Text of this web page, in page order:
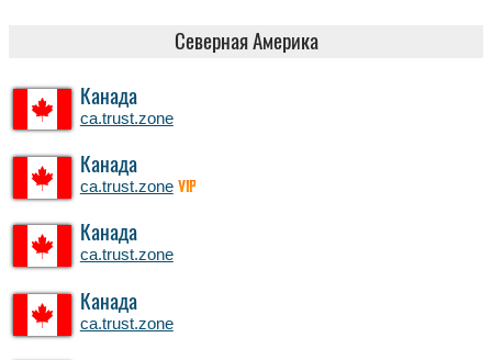
Северная Америка
Канада
ca.trust.zone
Канада
ca.trust.zone VIP
Канада
ca.trust.zone
Канада
ca.trust.zone